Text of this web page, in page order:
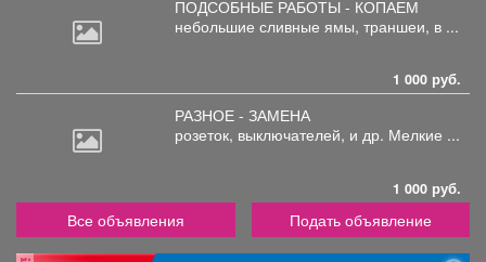
ПОДСОБНЫЕ РАБОТЫ - КОПАЕМ
небольшие сливные ямы, траншеи, в ...
1 000 руб.
РАЗНОЕ - ЗАМЕНА
розеток, выключателей, и др. Мелкие ...
1 000 руб.
Все объявления Подать объявление